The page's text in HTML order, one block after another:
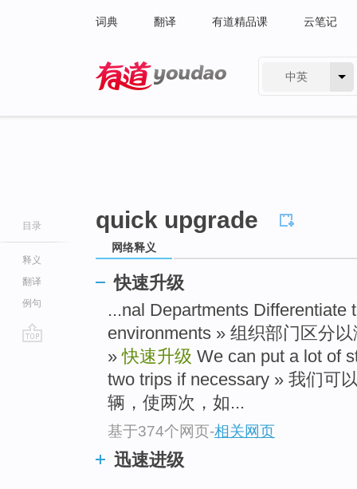
词典 翻译 有道精品课 云笔记
中英
目录
释义
翻译
例句
quick upgrade
网络释义
快速升级
...nal Departments Differentiate
environments » 组织部门区分
»快速升级 We can put a lot of
two trips if necessary » 我们可
辆，使两次，如...
基于374个网页-相关网页
迅速进级